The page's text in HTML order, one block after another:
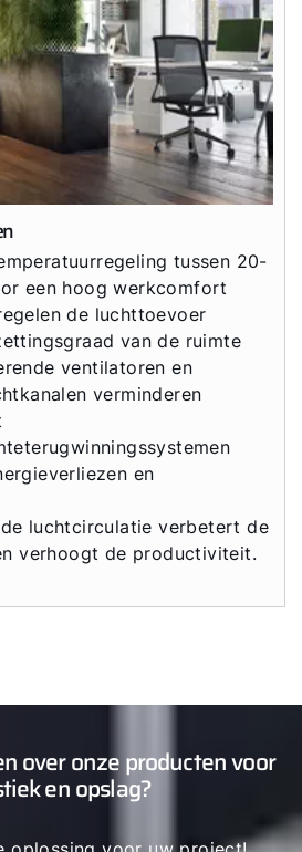
tussen 20-
een hoog werkcomfort
de luchttoevoer
van de ruimte
ventilatoren en
verminderen
en
luchtcirculatie verbetert de
verhoogt de productiviteit.
over onze producten voor
en opslag?